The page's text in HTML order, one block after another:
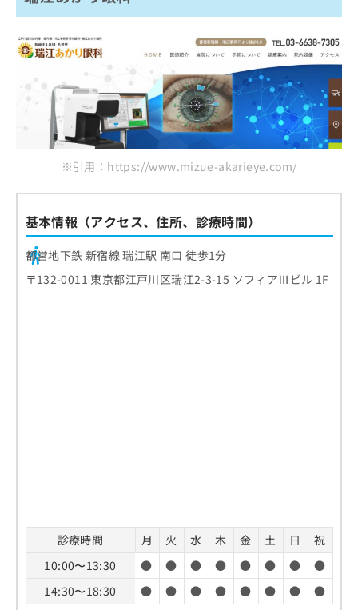
※引用：https://www.mizue-akarieye.com/
基本情報（アクセス、住所、診療時間）
都営地下鉄 新宿線 瑞江駅 南口 徒歩1分
〒132-0011 東京都江戸川区瑞江2-3-15 ソフィアⅢビル 1F
診療時間 月 火 水 木 金 土 日
祝
10:00〜13:30
● ● ● ● ● ● ●
●
14:30〜18:30
● ● ● ● ● ● ● ●